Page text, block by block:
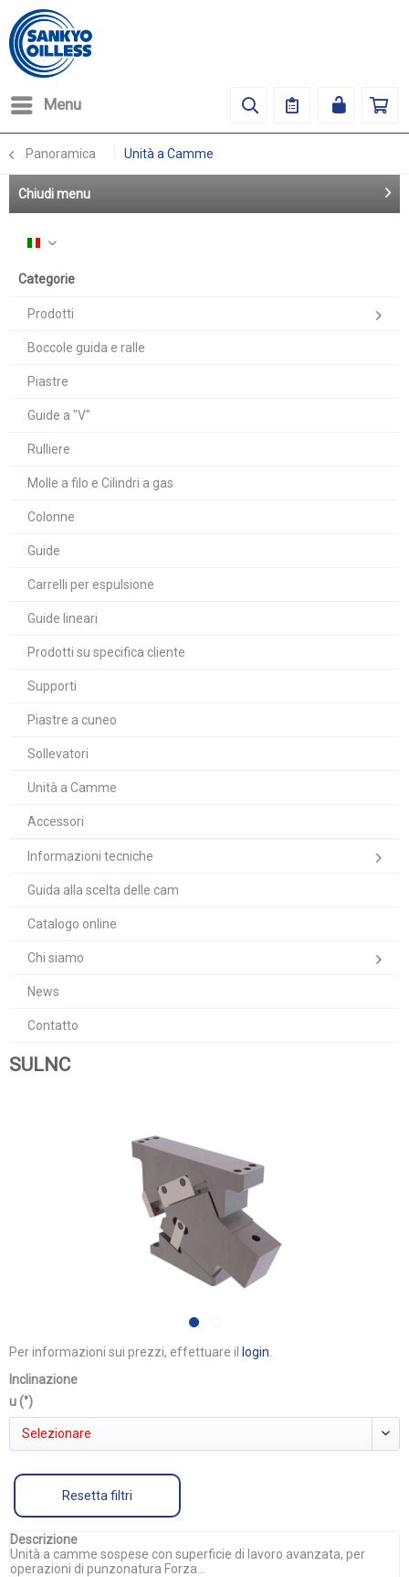
Menu
Panoramica Unità a Camme
Chiudi menu
Italiano
Categorie
Prodotti
Boccole guida e ralle
Piastre
Guide a "V"
Rulliere
Molle a filo e Cilindri a gas
Colonne
Guide
Carrelli per espulsione
Guide lineari
Prodotti su specifica cliente
Supporti
Piastre a cuneo
Sollevatori
Unità a Camme
Accessori
Informazioni tecniche
Guida alla scelta delle cam
Catalogo online
Chi siamo
News
Contatto
SULNC
Per informazioni sui prezzi, effettuare il login
Inclinazione
u (°)
Selezionare
Resetta filtri
Descrizione
Unità a camme sospese con superficie di lavoro avanzata, per
operazioni di punzonatura Forza...